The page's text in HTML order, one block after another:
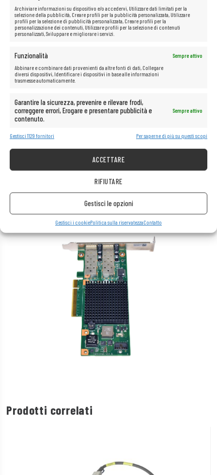
Archiviare informazioni su dispositivo e/o accedervi, Utilizzare dati limitati per la
selezione della pubblicità, Creare profili per la pubblicità personalizzata, Utilizzare
profili per la selezione di pubblicità personalizzata, Creare profili per la
personalizzazione dei contenuti, Utilizzare profili per la selezione di contenuti
personalizzati, Sviluppare e migliorare i servizi.
Funzionalità
Sempre attivo
Abbinare e combinare dati provenienti da altre fonti di dati, Collegare
diversi dispositivi, Identificare i dispositivi in base alle informazioni
trasmesse automaticamente.
Garantire la sicurezza, prevenire e rilevare frodi,
correggere errori, Erogare e presentare pubblicità e
contenuto.
Sempre attivo
Gestisci 1129 fornitori Per saperne di più su questi scopi
ACCETTARE
RIFIUTARE
Gestisci le opzioni
Gestisci i cookiePolitica sulla riservatezzaContatto
Prodotti correlati